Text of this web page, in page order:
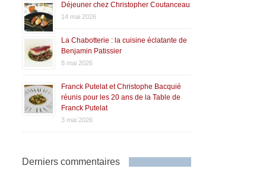
Déjeuner chez Christopher Coutanceau
14 mai 2026
La Chabotterie : la cuisine éclatante de
Benjamin Patissier
8 mai 2026
Franck Putelat et Christophe Bacquié
réunis pour les 20 ans de la Table de
Franck Putelat
3 mai 2026
Derniers commentaires